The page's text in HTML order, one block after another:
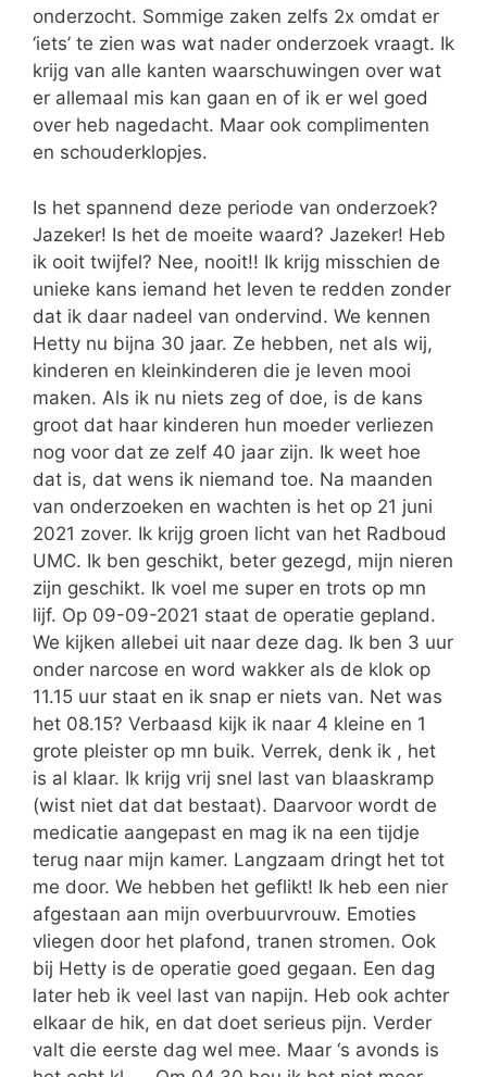
onderzocht. Sommige zaken zelfs 2x omdat er
‘iets’ te zien was wat nader onderzoek vraagt. Ik
krijg van alle kanten waarschuwingen over wat
er allemaal mis kan gaan en of ik er wel goed
over heb nagedacht. Maar ook complimenten
en schouderklopjes.
Is het spannend deze periode van onderzoek?
Jazeker! Is het de moeite waard? Jazeker! Heb
ik ooit twijfel? Nee, nooit!! Ik krijg misschien de
unieke kans iemand het leven te redden zonder
dat ik daar nadeel van ondervind. We kennen
Hetty nu bijna 30 jaar. Ze hebben, net als wij,
kinderen en kleinkinderen die je leven mooi
maken. Als ik nu niets zeg of doe, is de kans
groot dat haar kinderen hun moeder verliezen
nog voor dat ze zelf 40 jaar zijn. Ik weet hoe
dat is, dat wens ik niemand toe. Na maanden
van onderzoeken en wachten is het op 21 juni
2021 zover. Ik krijg groen licht van het Radboud
UMC. Ik ben geschikt, beter gezegd, mijn nieren
zijn geschikt. Ik voel me super en trots op mn
lijf. Op 09-09-2021 staat de operatie gepland.
We kijken allebei uit naar deze dag. Ik ben 3 uur
onder narcose en word wakker als de klok op
11.15 uur staat en ik snap er niets van. Net was
het 08.15? Verbaasd kijk ik naar 4 kleine en 1
grote pleister op mn buik. Verrek, denk ik , het
is al klaar. Ik krijg vrij snel last van blaaskramp
(wist niet dat dat bestaat). Daarvoor wordt de
medicatie aangepast en mag ik na een tijdje
terug naar mijn kamer. Langzaam dringt het tot
me door. We hebben het geflikt! Ik heb een nier
afgestaan aan mijn overbuurvrouw. Emoties
vliegen door het plafond, tranen stromen. Ook
bij Hetty is de operatie goed gegaan. Een dag
later heb ik veel last van napijn. Heb ook achter
elkaar de hik, en dat doet serieus pijn. Verder
valt die eerste dag wel mee. Maar ‘s avonds is